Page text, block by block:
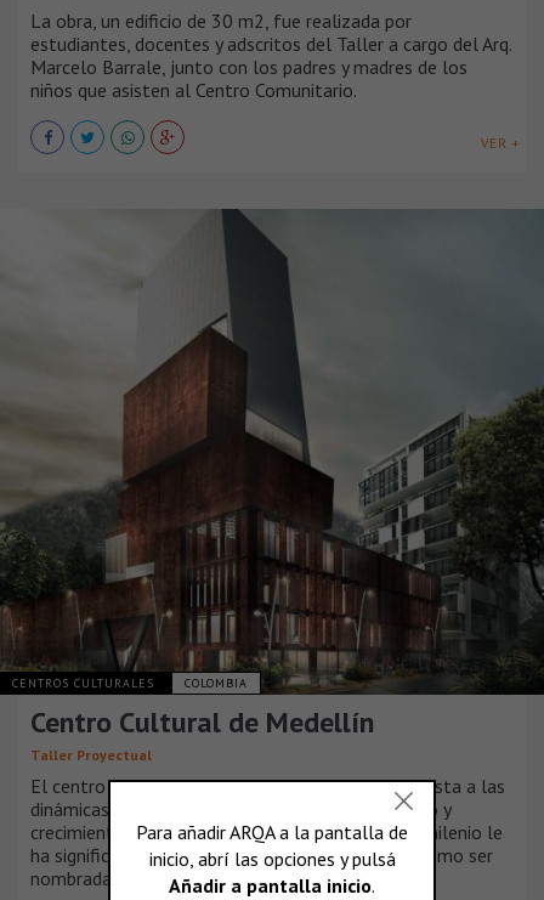
La obra, un edificio de 30 m2, fue realizada por
estudiantes, docentes y adscritos del Taller a cargo del Arq.
Marcelo Barrale, junto con los padres y madres de los
niños que asisten al Centro Comunitario.
VER +
CENTROS CULTURALES COLOMBIA
Centro Cultural de Medellín
Taller Proyectual
El centro cultural de Medellín surge como respuesta a las
dinámicas actuales de la ciudad, el gran desarrollo y
crecimiento que ha tenido Medellín en el nuevo milenio le
ha significado obtener rótulos tan importantes como ser
nombrada “la ciudad más innovadora del mundo”.